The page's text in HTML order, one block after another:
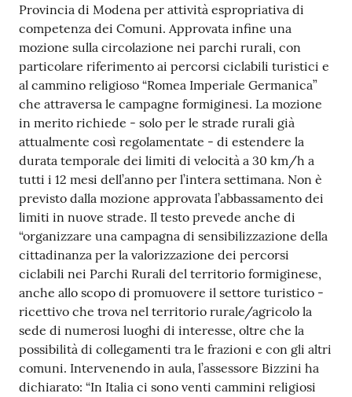
Provincia di Modena per attività espropriativa di
competenza dei Comuni. Approvata infine una
mozione sulla circolazione nei parchi rurali, con
particolare riferimento ai percorsi ciclabili turistici e
al cammino religioso “Romea Imperiale Germanica”
che attraversa le campagne formiginesi. La mozione
in merito richiede - solo per le strade rurali già
attualmente così regolamentate - di estendere la
durata temporale dei limiti di velocità a 30 km/h a
tutti i 12 mesi dell’anno per l’intera settimana. Non è
previsto dalla mozione approvata l’abbassamento dei
limiti in nuove strade. Il testo prevede anche di
“organizzare una campagna di sensibilizzazione della
cittadinanza per la valorizzazione dei percorsi
ciclabili nei Parchi Rurali del territorio formiginese,
anche allo scopo di promuovere il settore turistico -
ricettivo che trova nel territorio rurale/agricolo la
sede di numerosi luoghi di interesse, oltre che la
possibilità di collegamenti tra le frazioni e con gli altri
comuni. Intervenendo in aula, l’assessore Bizzini ha
dichiarato: “In Italia ci sono venti cammini religiosi